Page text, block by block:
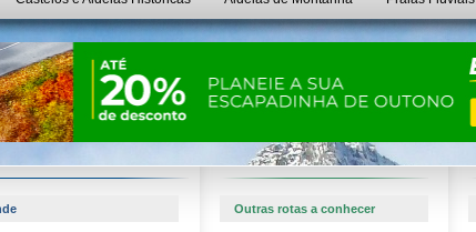
Outras rotas a conhecer